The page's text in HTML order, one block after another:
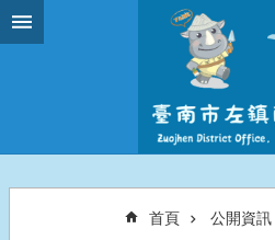
跳到主要內容區塊
首頁 公開資訊